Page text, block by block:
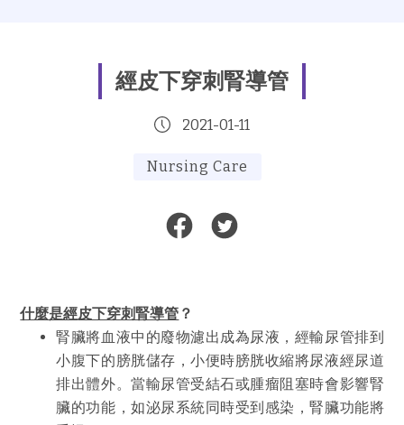
經皮下穿刺腎導管
2021-01-11
Nursing Care
什麼是經皮下穿刺腎導管 ？
腎臟將血液中的廢物濾出成為尿液，經輸尿管排到
小腹下的膀胱儲存，小便時膀胱收縮將尿液經尿道
排出體外。當輸尿管受結石或腫瘤阻塞時會影響腎
臟的功能，如泌尿系統同時受到感染，腎臟功能將